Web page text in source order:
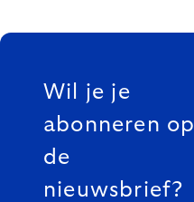
FOOTER
Wil je je
abonneren op
de
nieuwsbrief?